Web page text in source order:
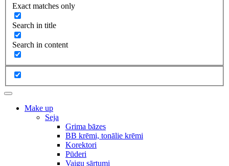
Exact matches only
Search in title
Search in content
Make up
Seja
Grima bāzes
BB krēmi, tonālie krēmi
Korektori
Pūderi
Vaigu sārtumi